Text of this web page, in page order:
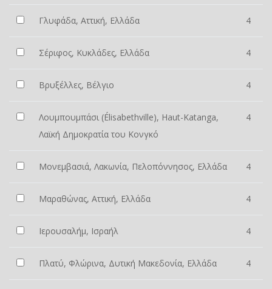
Γλυφάδα, Αττική, Ελλάδα 4
Σέριφος, Κυκλάδες, Ελλάδα 4
Βρυξέλλες, Βέλγιο 4
Λουμπουμπάσι (Élisabethville), Haut-Katanga,
Λαϊκή Δημοκρατία του Κονγκό
4
Μονεμβασιά, Λακωνία, Πελοπόννησος, Ελλάδα 4
Μαραθώνας, Αττική, Ελλάδα 4
Ιερουσαλήμ, Ισραήλ 4
Πλατύ, Φλώρινα, Δυτική Μακεδονία, Ελλάδα 4